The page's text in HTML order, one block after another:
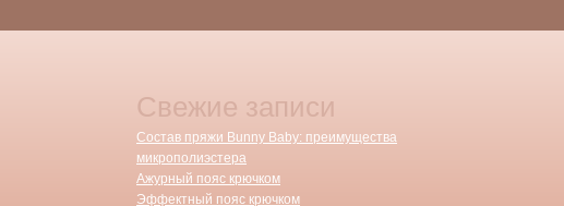
Свежие записи
Состав пряжи Bunny Baby: преимущества
микрополиэстера
Ажурный пояс крючком
Эффектный пояс крючком